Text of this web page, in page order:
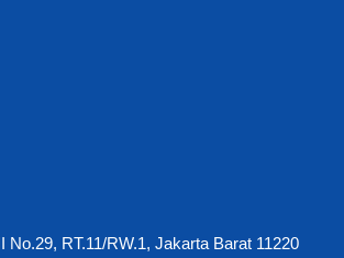
No.29, RT.11/RW.1, Jakarta Barat 11220